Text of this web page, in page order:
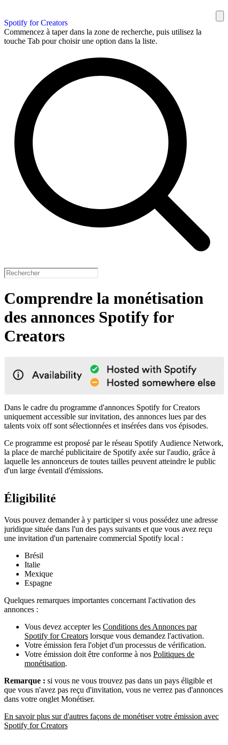
Spotify for Creators
Commencez à taper dans la zone de recherche, puis utilisez la
touche Tab pour choisir une option dans la liste.
Comprendre la monétisation
des annonces Spotify for
Creators
Dans le cadre du programme d'annonces Spotify for Creators
uniquement accessible sur invitation, des annonces lues par des
talents voix off sont sélectionnées et insérées dans vos épisodes.
Ce programme est proposé par le réseau Spotify Audience Network,
la place de marché publicitaire de Spotify axée sur l'audio, grâce à
laquelle les annonceurs de toutes tailles peuvent atteindre le public
d'un large éventail d'émissions.
Éligibilité
Vous pouvez demander à y participer si vous possédez une adresse
juridique située dans l'un des pays suivants et que vous avez reçu
une invitation d'un partenaire commercial Spotify local :
Brésil
Italie
Mexique
Espagne
Quelques remarques importantes concernant l'activation des
annonces :
Vous devez accepter les Conditions des Annonces par
Spotify for Creators lorsque vous demandez l'activation.
Votre émission fera l'objet d'un processus de vérification.
Votre émission doit être conforme à nos Politiques de
monétisation.
Remarque : si vous ne vous trouvez pas dans un pays éligible et
que vous n'avez pas reçu d'invitation, vous ne verrez pas d'annonces
dans votre onglet Monétiser.
En savoir plus sur d'autres façons de monétiser votre émission avec
Spotify for Creators